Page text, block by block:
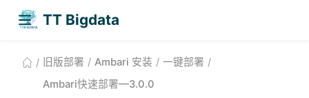
TT Bigdata
旧版部署 Ambari 安装
一键部署
Ambari快速部署—3.0.0